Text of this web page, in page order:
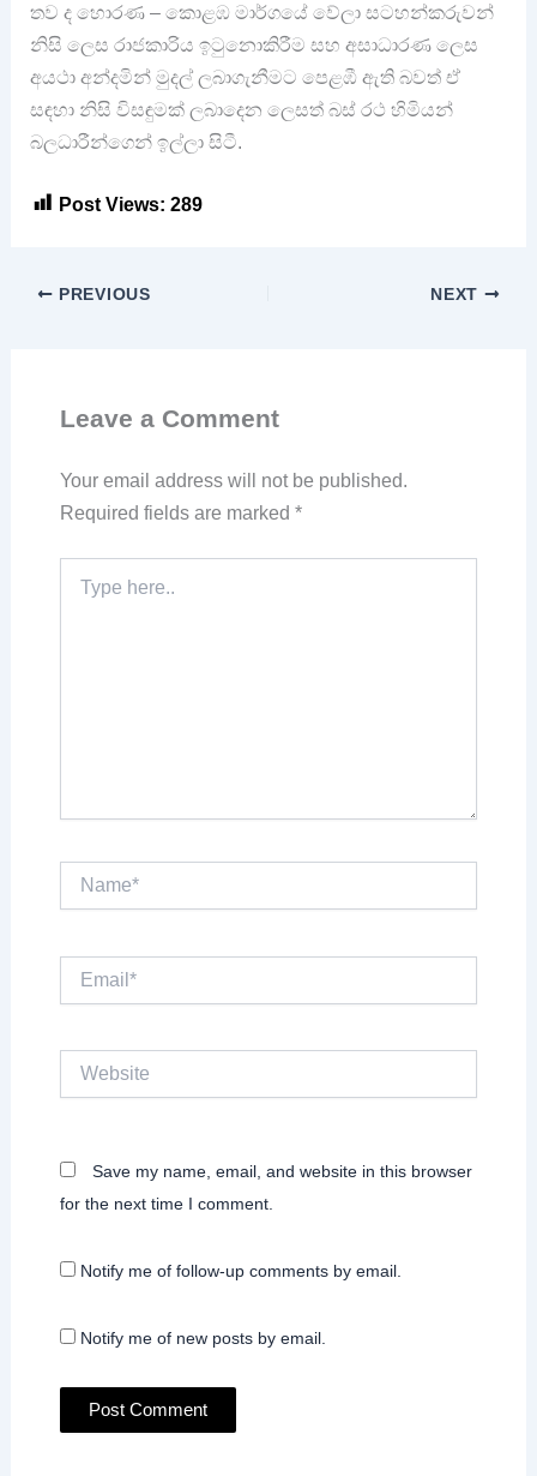
තව ද හොරණ – කොළඹ මාර්ගයේ වේලා සටහන්කරුවන්
නිසි ලෙස රාජකාරිය ඉටුනොකිරීම සහ අසාධාරණ ලෙස
අයථා අන්දමින් මුදල් ලබාගැනීමට පෙළඹී ඇති බවත් ඒ
සඳහා නිසි විසඳුමක් ලබාදෙන ලෙසත් බස් රථ හිමියන්
බලධාරීන්ගෙන් ඉල්ලා සිටී.
Post Views: 289
PREVIOUS NEXT
Leave a Comment
Your email address will not be published.
Required fields are marked *
here..
Website
Save my name, email, and website in this browser
for the next time I comment.
Notify me of follow-up comments by email.
Notify me of new posts by email.